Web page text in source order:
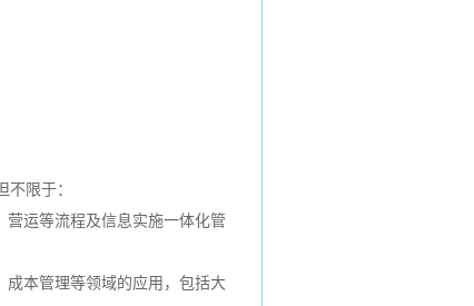
限于：
运等流程及信息实施一体化管
成本管理等领域的应用，包括大